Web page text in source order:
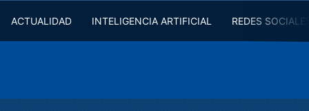
ACTUALIDAD INTELIGENCIA ARTIFICIAL REDES